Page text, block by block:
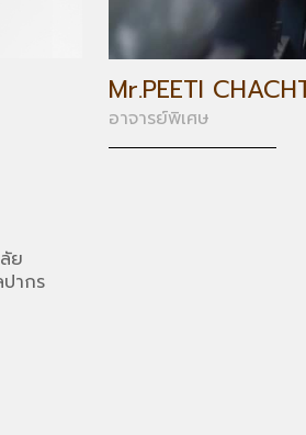
ย
ากร
Mr.PEETI
อาจารย์พิเศษ